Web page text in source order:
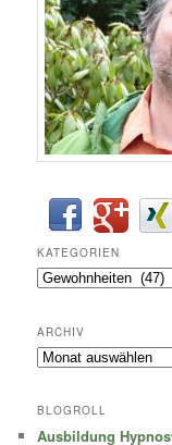
KATEGORIEN
Kategorien
ARCHIV
Archiv
BLOGROLL
Ausbildung